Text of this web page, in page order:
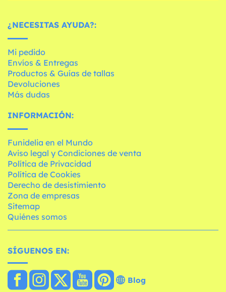
¿NECESITAS AYUDA?:
Mi pedido
Envíos & Entregas
Productos & Guías de tallas
Devoluciones
Más dudas
INFORMACIÓN:
Funidelia en el Mundo
Aviso legal y Condiciones de venta
Política de Privacidad
Política de Cookies
Derecho de desistimiento
Zona de empresas
Sitemap
Quiénes somos
SÍGUENOS EN:
Blog